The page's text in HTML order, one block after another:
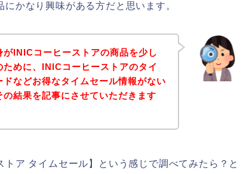
かなり興味がある方だと思います。
INICコーヒーストアの商品を少し
めに、INICコーヒーストアのタイ
などお得なタイムセール情報がない
結果を記事にさせていただきます
ア タイムセール】という感じで調べてみたら？と